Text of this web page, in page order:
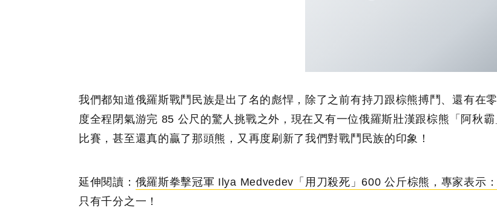
我們都知道俄羅斯戰鬥民族是出了名的彪悍，除了之前有持刀跟棕熊搏鬥、還有在
度全程閉氣游完 85 公尺的驚人挑戰之外，現在又有一位俄羅斯壯漢跟棕熊「阿秋霸
比賽，甚至還真的贏了那頭熊，又再度刷新了我們對戰鬥民族的印象！
延伸閱讀： 俄羅斯拳擊冠軍 Ilya Medvedev「用刀殺死」600 公斤棕熊，專家表示
只有千分之一！